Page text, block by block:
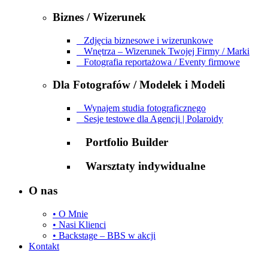
Biznes / Wizerunek
Zdjęcia biznesowe i wizerunkowe
Wnętrza – Wizerunek Twojej Firmy / Marki
Fotografia reportażowa / Eventy firmowe
Dla Fotografów / Modelek i Modeli
Wynajem studia fotograficznego
Sesje testowe dla Agencji | Polaroidy
Portfolio Builder
Warsztaty indywidualne
O nas
• O Mnie
• Nasi Klienci
• Backstage – BBS w akcji
Kontakt